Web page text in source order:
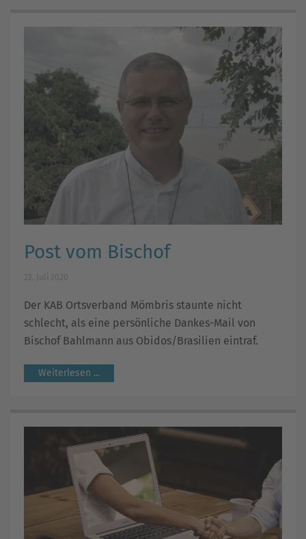
Post vom Bischof
Der KAB Ortsverband Mömbris staunte nicht
schlecht, als eine persönliche Dankes-Mail von
Bischof Bahlmann aus Obidos/Brasilien eintraf.
Weiterlesen ...